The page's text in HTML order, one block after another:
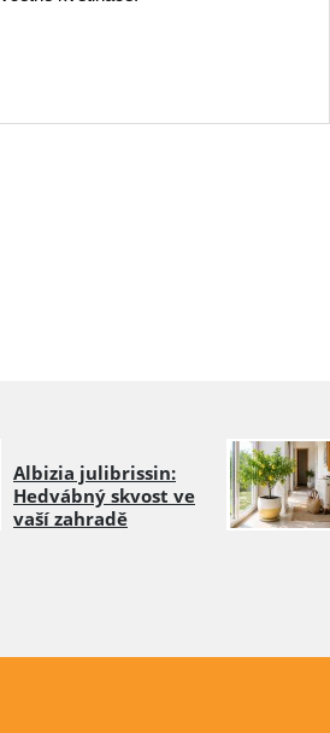
Albizia julibrissin:
Hedvábný skvost ve
vaší zahradě